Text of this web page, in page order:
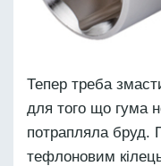
Тепер треба
для того що гума
потрапляла бруд.
тефлоновим